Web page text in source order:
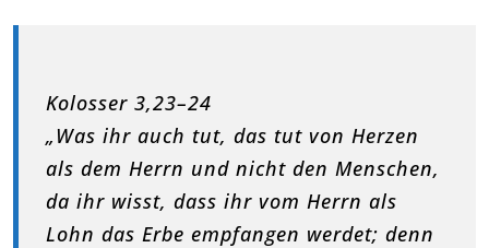
Kolosser 3,23–24
„Was ihr auch tut, das tut von Herzen
als dem Herrn und nicht den Menschen,
da ihr wisst, dass ihr vom Herrn als
Lohn das Erbe empfangen werdet; denn